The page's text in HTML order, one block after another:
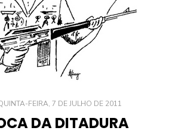
FEIRA, 7 DE JULHO DE 2011
DA DITADURA